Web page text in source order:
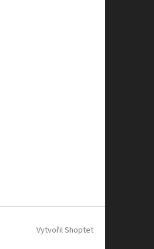
Vytvořil Shoptet